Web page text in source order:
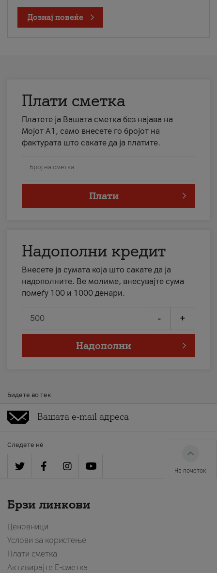
Дознај повеќе
Плати сметка
Платете ја Вашата сметка без најава на
Мојот А1, само внесете го бројот на
фактурата што сакате да ја платите.
Број на сметка
Плати
Надополни кредит
Внесете ја сумата која што сакате да ја
надополните. Ве молиме, внесувајте сума
помеѓу 100 и 1000 денари.
- +
Надополни
Бидете во тек
Следете нè
На почеток
Брзи линкови
Ценовници
Услови за користење
Плати сметка
Активирајте Е-сметка